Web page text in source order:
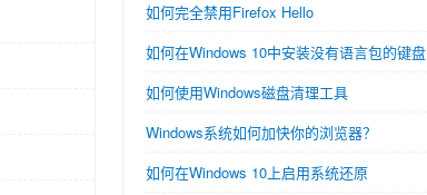
如何完全禁用Firefox Hello
如何在Windows 10中安装没有语言包的键盘
如何使用Windows磁盘清理工具
Windows系统如何加快你的浏览器？
如何在Windows 10上启用系统还原